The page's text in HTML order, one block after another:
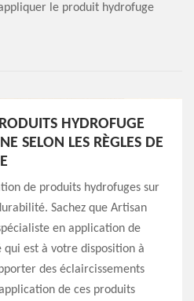
le produit hydrofuge
HYDROFUGE
SELON LES RÈGLES DE
de produits hydrofuges sur
Sachez que Artisan
en application de
est à votre disposition à
des éclaircissements
de ces produits